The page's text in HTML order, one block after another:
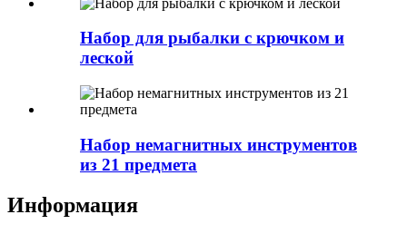
Набор для рыбалки с крючком и
леской
Набор немагнитных инструментов
из 21 предмета
Информация